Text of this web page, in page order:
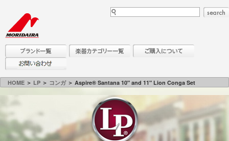
HOME ＞ LP ＞ コンガ＞ Aspire® Santana 10" and 11" Lion Conga Set